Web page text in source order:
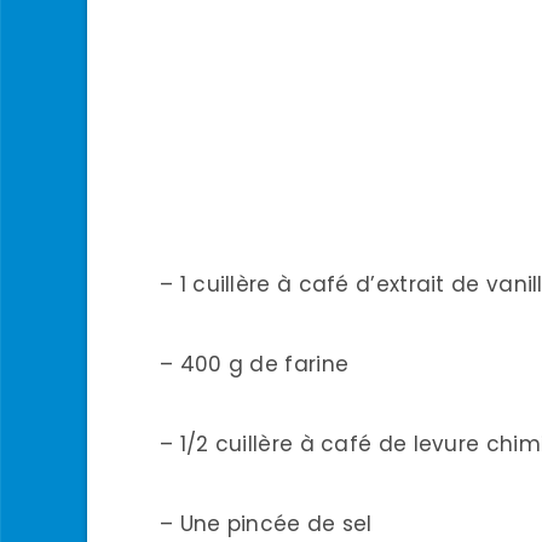
– 1 cuillère à café d’extrait de
– 400 g de farine
– 1/2 cuillère à café de levure
– Une pincée de sel